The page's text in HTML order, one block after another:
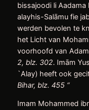
bissajoodi li Aadama
alayhis-Salāmu fie
werden bevolen te
het Licht van
voorhoofd van
2, blz. 302. Imām
`Alay) heeft ook
Bihar, blz. 455 “
Imam Mohammed